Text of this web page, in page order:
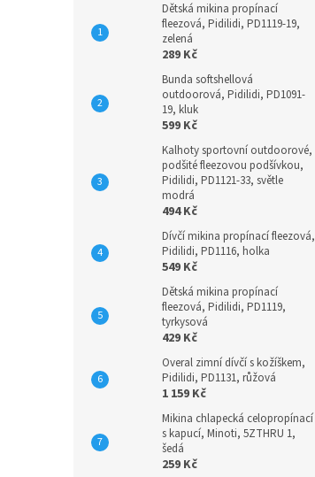
Dětská mikina propínací
fleezová, Pidilidi, PD1119-19,
zelená
289 Kč
Bunda softshellová
outdoorová, Pidilidi, PD1091-
19, kluk
599 Kč
Kalhoty sportovní outdoorové,
podšité fleezovou podšívkou,
Pidilidi, PD1121-33, světle
modrá
494 Kč
Dívčí mikina propínací fleezová,
Pidilidi, PD1116, holka
549 Kč
Dětská mikina propínací
fleezová, Pidilidi, PD1119,
tyrkysová
429 Kč
Overal zimní dívčí s kožíškem,
Pidilidi, PD1131, růžová
1 159 Kč
Mikina chlapecká celopropínací
s kapucí, Minoti, 5ZTHRU 1,
šedá
259 Kč